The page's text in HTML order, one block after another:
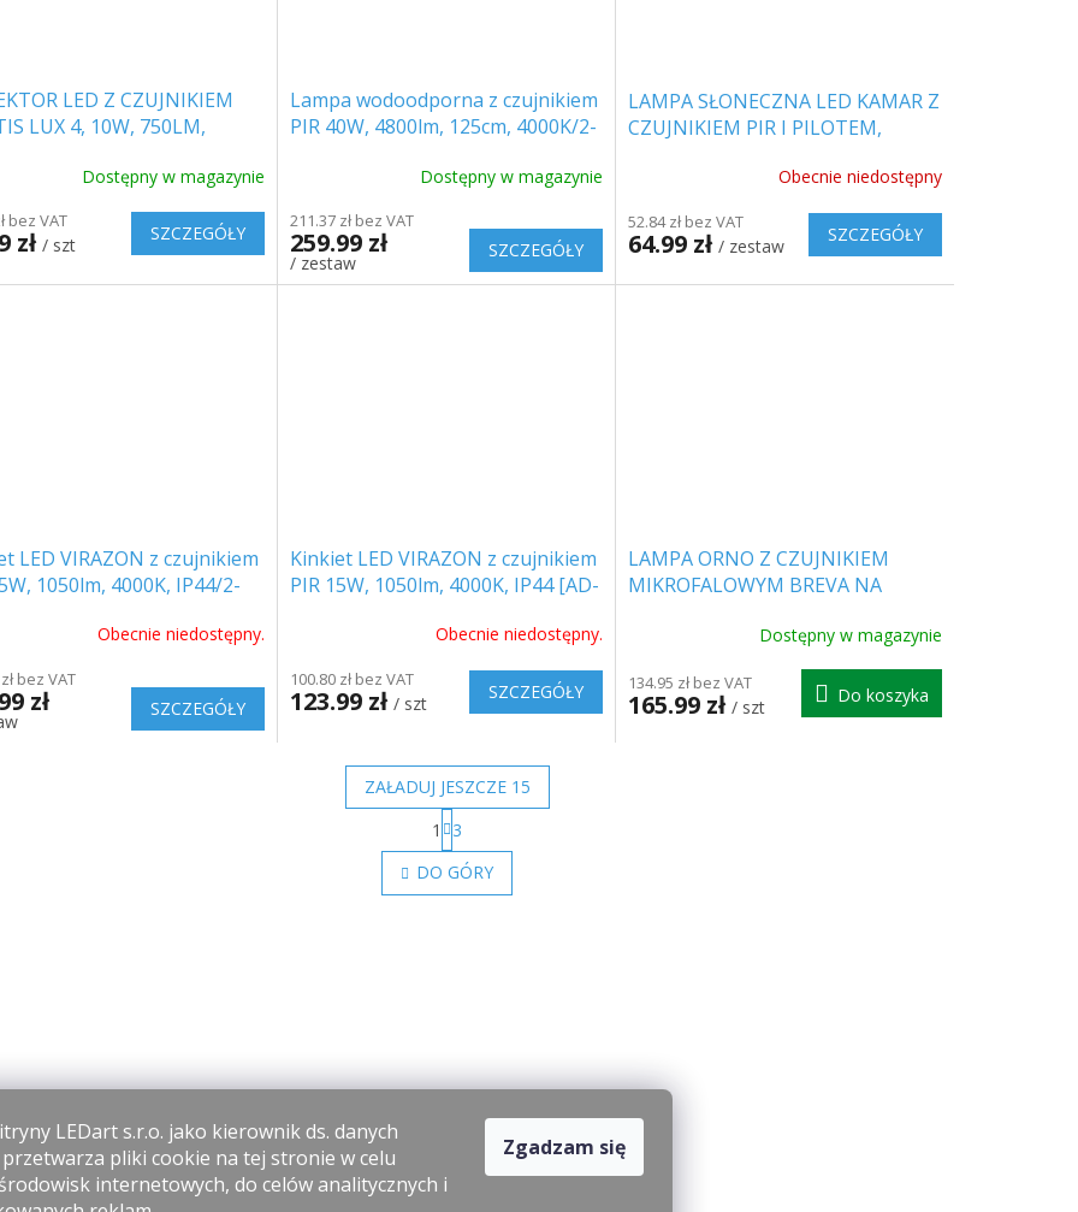
LEDart s.r.o. jako kierownik ds. danych
pliki cookie na tej stronie w celu
internetowych, do celów analitycznych i
Zgadzam się
LED Z CZUJNIKIEM
LUX 4, 10W, 750LM,
Dostępny w magazynie
bez VAT
zł / szt
SZCZEGÓŁY
Lampa wodoodporna z czujnikiem
PIR 40W, 4800lm, 125cm, 4000K/2-
Dostępny w magazynie
211.37 zł bez VAT
259.99 zł
/ zestaw
SZCZEGÓŁY
LAMPA SŁONECZNA LED KAMAR Z
CZUJNIKIEM PIR I PILOTEM,
Obecnie niedostępny
52.84 zł bez VAT
64.99 zł / zestaw
SZCZEGÓŁY
LED VIRAZON z czujnikiem
1050lm, 4000K, IP44/2-
Obecnie niedostępny.
bez VAT
zł SZCZEGÓŁY
Kinkiet LED VIRAZON z czujnikiem
PIR 15W, 1050lm, 4000K, IP44 [AD-
Obecnie niedostępny.
100.80 zł bez VAT
123.99 zł / szt
SZCZEGÓŁY
LAMPA ORNO Z CZUJNIKIEM
MIKROFALOWYM BREVA NA
316WE27PMM]Dostępny w magazynie
134.95 zł bez VAT
165.99 zł / szt
Do koszyka
K
o
n
s
ZAŁADUJ JESZCZE 15
P
a
g
i
n
1
3
DO GÓRY